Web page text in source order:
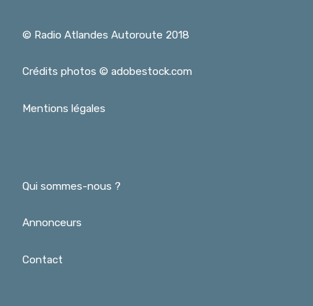
© Radio Atlandes Autoroute 2018
Crédits photos © adobestock.com
Mentions légales
Qui sommes-nous ?
Annonceurs
Contact